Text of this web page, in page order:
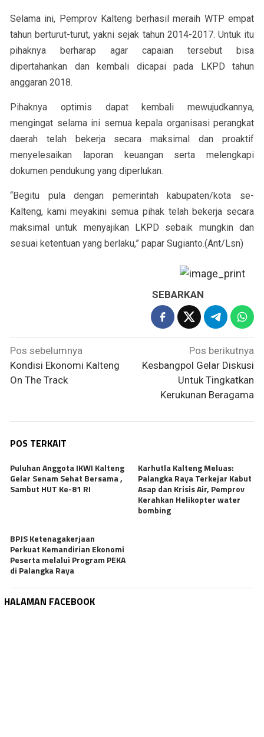
Selama ini, Pemprov Kalteng berhasil meraih WTP empat
tahun berturut-turut, yakni sejak tahun 2014-2017. Untuk itu
pihaknya berharap agar capaian tersebut bisa
dipertahankan dan kembali dicapai pada LKPD tahun
anggaran 2018.
Pihaknya optimis dapat kembali mewujudkannya,
mengingat selama ini semua kepala organisasi perangkat
daerah telah bekerja secara maksimal dan proaktif
menyelesaikan laporan keuangan serta melengkapi
dokumen pendukung yang diperlukan.
“Begitu pula dengan pemerintah kabupaten/kota se-
Kalteng, kami meyakini semua pihak telah bekerja secara
maksimal untuk menyajikan LKPD sebaik mungkin dan
sesuai ketentuan yang berlaku,” papar Sugianto.(Ant/Lsn)
SEBARKAN
Navigasi
pos
Pos sebelumnya
Kondisi Ekonomi Kalteng
On The Track
Pos berikutnya
Kesbangpol Gelar Diskusi
Untuk Tingkatkan
Kerukunan Beragama
POS TERKAIT
Puluhan Anggota IKWI Kalteng
Gelar Senam Sehat Bersama ,
Sambut HUT Ke-81 RI
Karhutla Kalteng Meluas:
Palangka Raya Terkejar Kabut
Asap dan Krisis Air, Pemprov
Kerahkan Helikopter water
bombing
BPJS Ketenagakerjaan
Perkuat Kemandirian Ekonomi
Peserta melalui Program PEKA
di Palangka Raya
HALAMAN FACEBOOK